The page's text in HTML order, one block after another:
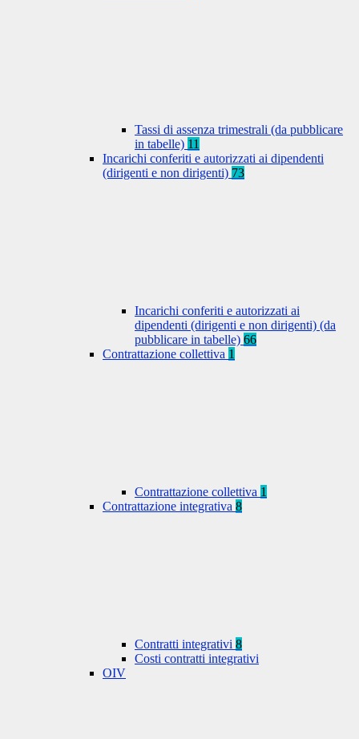
Tassi di assenza trimestrali (da pubblicare
in tabelle) 11
Incarichi conferiti e autorizzati ai dipendenti
(dirigenti e non dirigenti) 73
Incarichi conferiti e autorizzati ai
dipendenti (dirigenti e non dirigenti) (da
pubblicare in tabelle) 66
Contrattazione collettiva 1
Contrattazione collettiva 1
Contrattazione integrativa 8
Contratti integrativi 8
Costi contratti integrativi
OIV